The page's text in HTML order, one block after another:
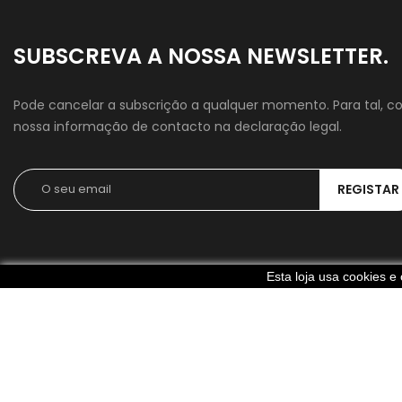
SUBSCREVA A NOSSA NEWSLETTER.
Pode cancelar a subscrição a qualquer momento. Para tal,
nossa informação de contacto na declaração legal.
Esta loja usa cookies